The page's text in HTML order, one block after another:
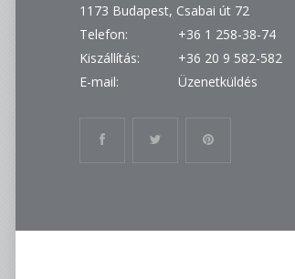
1173 Budapest, Csabai út 72
Telefon:
+36 1 258-38-74
Kiszállítás:
+36 20 9 582-582
E-mail:
Üzenetküldés